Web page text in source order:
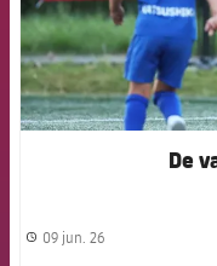
De
label.share.clock
09 jun. 26